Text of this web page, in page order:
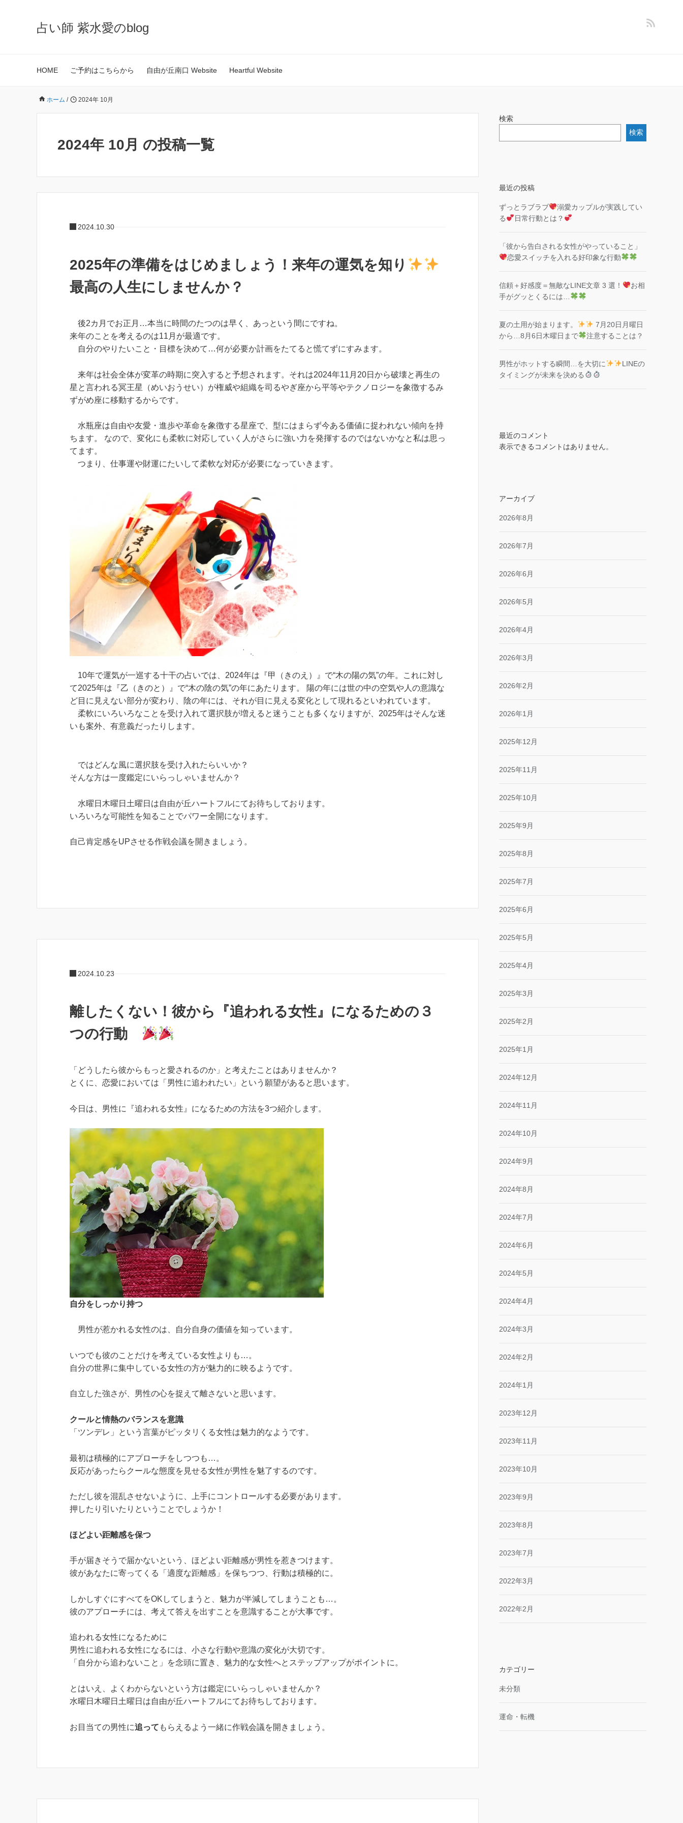
占い師 紫水愛のblog
HOME ご予約はこちらから 自由が丘南口 Website Heartful Website
ホーム / 2024年 10月
2024年 10月 の投稿一覧
2024.10.30
2025年の準備をはじめましょう！来年の運気を知り
最高の人生にしませんか？
後2カ月でお正月…本当に時間のたつのは早く、あっという間にですね。
来年のことを考えるのは11月が最適です。
自分のやりたいこと・目標を決めて…何が必要か計画をたてると慌てずにすみます。
来年は社会全体が変革の時期に突入すると予想されます。それは2024年11月20日から破壊と再生の
星と言われる冥王星（めいおうせい）が権威や組織を司るやぎ座から平等やテクノロジーを象徴するみ
ずがめ座に移動するからです。
水瓶座は自由や友愛・進歩や革命を象徴する星座で、型にはまらず今ある価値に捉われない傾向を持
ちます。 なので、変化にも柔軟に対応していく人がさらに強い力を発揮するのではないかなと私は思っ
てます。
つまり、仕事運や財運にたいして柔軟な対応が必要になっていきます。
10年で運気が一巡する十干の占いでは、2024年は『甲（きのえ）』で“木の陽の気”の年。これに対し
て2025年は『乙（きのと）』で“木の陰の気”の年にあたります。 陽の年には世の中の空気や人の意識な
ど目に見えない部分が変わり、陰の年には、それが目に見える変化として現れるといわれています。
柔軟にいろいろなことを受け入れて選択肢が増えると迷うことも多くなりますが、2025年はそんな迷
いも案外、有意義だったりします。
ではどんな風に選択肢を受け入れたらいいか？
そんな方は一度鑑定にいらっしゃいませんか？
水曜日木曜日土曜日は自由が丘ハートフルにてお待ちしております。
いろいろな可能性を知ることでパワー全開になります。
自己肯定感をUPさせる作戦会議を開きましょう。
2024.10.23
離したくない！彼から『追われる女性』になるための３
つの行動
「どうしたら彼からもっと愛されるのか」と考えたことはありませんか？
とくに、恋愛においては「男性に追われたい」という願望があると思います。
今日は、男性に『追われる女性』になるための方法を3つ紹介します。
自分をしっかり持つ
男性が惹かれる女性のは、自分自身の価値を知っています。
いつでも彼のことだけを考えている女性よりも…。
自分の世界に集中している女性の方が魅力的に映るようです。
自立した強さが、男性の心を捉えて離さないと思います。
クールと情熱のバランスを意識
「ツンデレ」という言葉がピッタリくる女性は魅力的なようです。
最初は積極的にアプローチをしつつも…。
反応があったらクールな態度を見せる女性が男性を魅了するのです。
ただし彼を混乱させないように、上手にコントロールする必要があります。
押したり引いたりということでしょうか！
ほどよい距離感を保つ
手が届きそうで届かないという、ほどよい距離感が男性を惹きつけます。
彼があなたに寄ってくる「適度な距離感」を保ちつつ、行動は積極的に。
しかしすぐにすべてをOKしてしまうと、魅力が半減してしまうことも…。
彼のアプローチには、考えて答えを出すことを意識することが大事です。
追われる女性になるために
男性に追われる女性になるには、小さな行動や意識の変化が大切です。
「自分から追わないこと」を念頭に置き、魅力的な女性へとステップアップがポイントに。
とはいえ、よくわからないという方は鑑定にいらっしゃいませんか？
水曜日木曜日土曜日は自由が丘ハートフルにてお待ちしております。
お目当ての男性に追って もらえるよう一緒に作戦会議を開きましょう。
検索
検索
最近の投稿
ずっとラブラブ
溺愛カップルが実践してい
る
日常行動とは？
「彼から告白される女性がやっていること」
恋愛スイッチを入れる好印象な行動
信頼＋好感度＝無敵なLINE文章 3 選！
お相
手がグッとくるには…
夏の土用が始まります。
7月20日月曜日
から…8月6日木曜日まで
注意することは？
男性がホットする瞬間…を大切に
LINEの
タイミングが未来を決める
最近のコメント
表示できるコメントはありません。
アーカイブ
2026年8月
2026年7月
2026年6月
2026年5月
2026年4月
2026年3月
2026年2月
2026年1月
2025年12月
2025年11月
2025年10月
2025年9月
2025年8月
2025年7月
2025年6月
2025年5月
2025年4月
2025年3月
2025年2月
2025年1月
2024年12月
2024年11月
2024年10月
2024年9月
2024年8月
2024年7月
2024年6月
2024年5月
2024年4月
2024年3月
2024年2月
2024年1月
2023年12月
2023年11月
2023年10月
2023年9月
2023年8月
2023年7月
2022年3月
2022年2月
カテゴリー
未分類
運命・転機